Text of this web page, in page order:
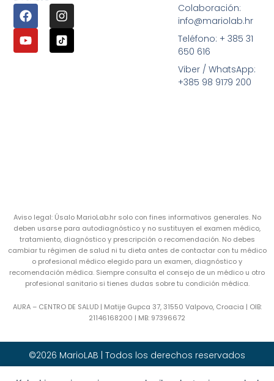
Colaboración:
info@mariolab.hr
Teléfono: + 385 31
650 616
Viber / WhatsApp:
+385 98 9179 200
Aviso legal: Úsalo MarioLab.hr solo con fines informativos generales. No
deben usarse para autodiagnóstico y no sustituyen el examen médico,
tratamiento, diagnóstico y prescripción o recomendación. No debes
cambiar tu régimen de salud ni tu dieta antes de contactar con tu médico
o profesional médico elegido para un examen, diagnóstico y
recomendación médica. Siempre consulta el consejo de un médico u otro
profesional sanitario si tienes dudas sobre tu condición médica.
AURA – CENTRO DE SALUD | Matije Gupca 37, 31550 Valpovo, Croacia | OIB:
21146168200 | MB: 97396672
©2026 MarioLAB | Todos los derechos reservados